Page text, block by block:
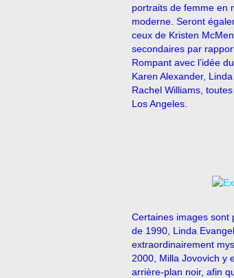
portraits de femme en
moderne. Seront
ceux de Kristen
secondaires par
Rompant avec l’idée
Karen Alexander,
Rachel Williams,
Los Angeles.
Certaines images sont
de 1990, Linda
extraordinairement
2000, Milla Jovovich y
arrière-plan noir, afin